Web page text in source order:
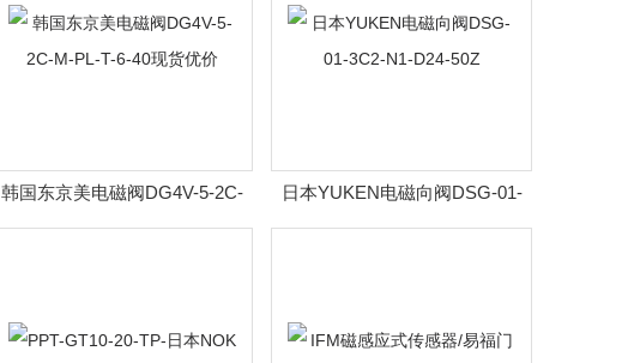
韩国东京美电磁阀DG4V-5-2C-
M-PL-T-6-40现货优价
日本YUKEN电磁向阀DSG-01-
3C2-N1-D24-50Z